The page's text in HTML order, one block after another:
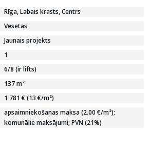
Rīga, Labais krasts, Centrs
Vesetas
Jaunais projekts
1
6/8 (ir lifts)
137 m²
1 781 € (13 €/m²)
apsaimniekošanas maksa (2.00 €/m²);
komunālie maksājumi; PVN (21%)